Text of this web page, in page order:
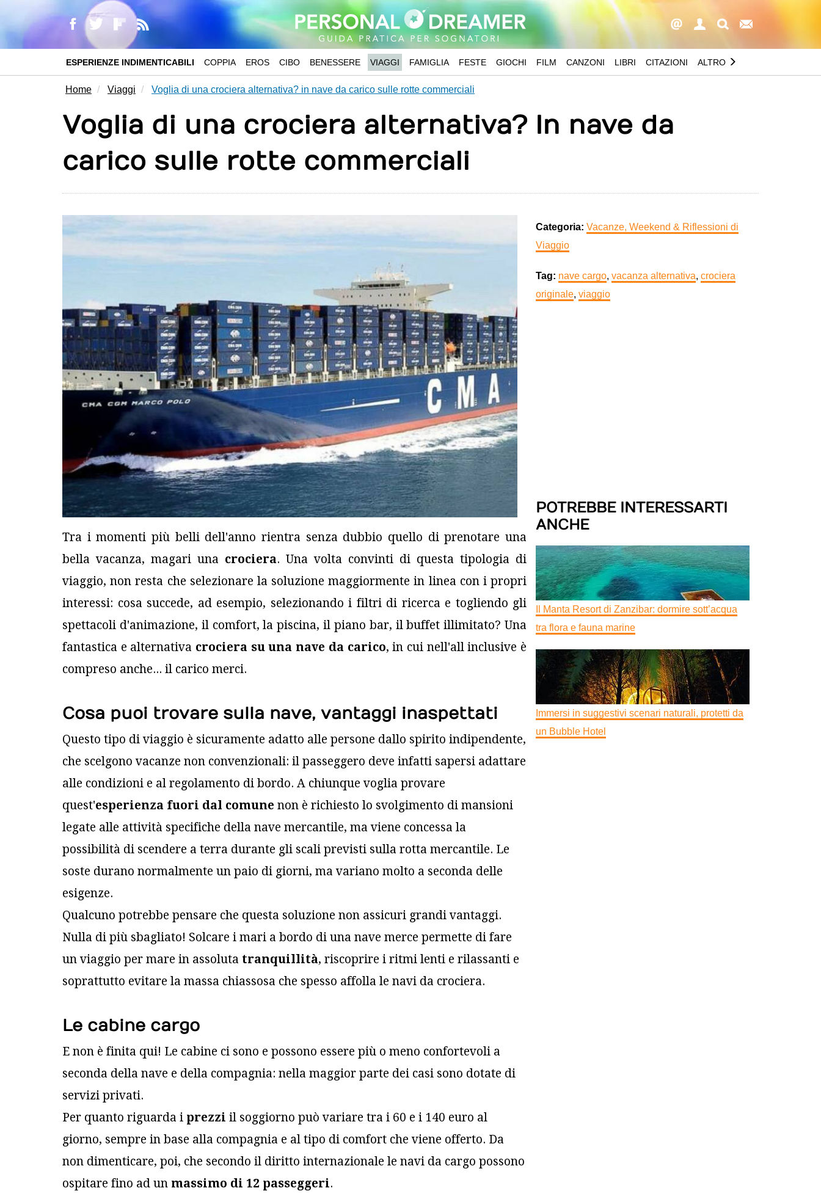
ESPERIENZE INDIMENTICABILI COPPIA EROS CIBO BENESSERE VIAGGI FAMIGLIA FESTE GIOCHI FILM CANZONI LIBRI CITAZIONI ALTRO
Home Viaggi Voglia di una crociera alternativa? in nave da carico sulle rotte commerciali
Voglia di una crociera alternativa? In nave da
carico sulle rotte commerciali
Tra i momenti più belli dell'anno rientra senza dubbio quello di prenotare una
bella vacanza, magari una crociera. Una volta convinti di questa tipologia di
viaggio, non resta che selezionare la soluzione maggiormente in linea con i propri
interessi: cosa succede, ad esempio, selezionando i filtri di ricerca e togliendo gli
spettacoli d'animazione, il comfort, la piscina, il piano bar, il buffet illimitato? Una
fantastica e alternativa crociera su una nave da carico, in cui nell'all inclusive è
compreso anche... il carico merci.
Cosa puoi trovare sulla nave, vantaggi inaspettati
Questo tipo di viaggio è sicuramente adatto alle persone dallo spirito indipendente,
che scelgono vacanze non convenzionali: il passeggero deve infatti sapersi adattare
alle condizioni e al regolamento di bordo. A chiunque voglia provare
quest'esperienza fuori dal comune non è richiesto lo svolgimento di mansioni
legate alle attività specifiche della nave mercantile, ma viene concessa la
possibilità di scendere a terra durante gli scali previsti sulla rotta mercantile. Le
soste durano normalmente un paio di giorni, ma variano molto a seconda delle
esigenze.
Qualcuno potrebbe pensare che questa soluzione non assicuri grandi vantaggi.
Nulla di più sbagliato! Solcare i mari a bordo di una nave merce permette di fare
un viaggio per mare in assoluta tranquillità, riscoprire i ritmi lenti e rilassanti e
soprattutto evitare la massa chiassosa che spesso affolla le navi da crociera.
Le cabine cargo
E non è finita qui! Le cabine ci sono e possono essere più o meno confortevoli a
seconda della nave e della compagnia: nella maggior parte dei casi sono dotate di
servizi privati.
Per quanto riguarda i prezzi il soggiorno può variare tra i 60 e i 140 euro al
giorno, sempre in base alla compagnia e al tipo di comfort che viene offerto. Da
non dimenticare, poi, che secondo il diritto internazionale le navi da cargo possono
ospitare fino ad un massimo di 12 passeggeri.
Categoria: Vacanze, Weekend & Riflessioni di
Viaggio
Tag: nave cargo, vacanza alternativa, crociera
originale, viaggio
POTREBBE INTERESSARTI
ANCHE
Il Manta Resort di Zanzibar: dormire sott’acqua
tra flora e fauna marine
Immersi in suggestivi scenari naturali, protetti da
un Bubble Hotel